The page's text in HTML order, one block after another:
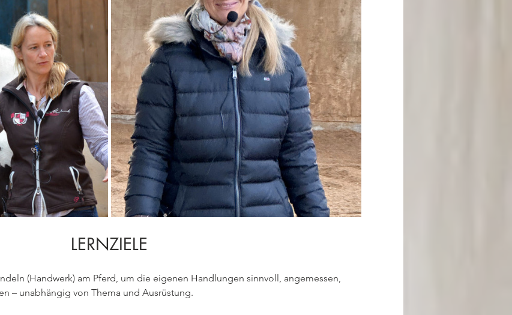
LERNZIELE
(Handwerk) am Pferd, um die eigenen Handlungen sinnvoll, angemessen,
– unabhängig von Thema und Ausrüstung.